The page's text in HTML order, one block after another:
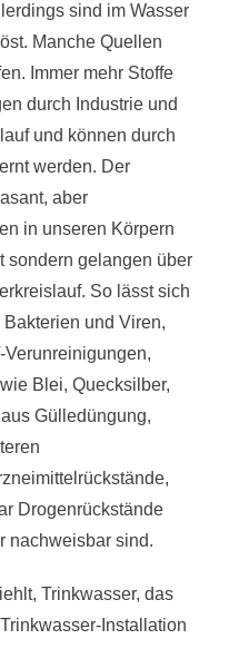
sind im Wasser
Manche Quellen
Immer mehr Stoffe
durch Industrie und
und können durch
werden. Der
aber
in unseren Körpern
sondern gelangen über
So lässt sich
und Viren,
Verunreinigungen,
Blei, Quecksilber,
Gülledüngung,
Drogenrückstände
nachweisbar sind.
Trinkwasser, das
Installation